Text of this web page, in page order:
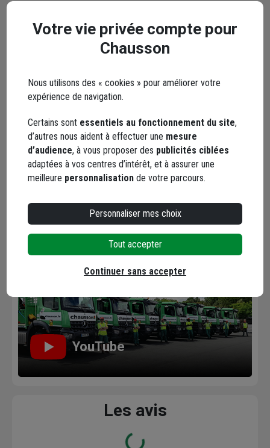
Envoyer
Les réseaux sociaux
Facebook Instagram
YouTube
Les avis
Loading...
Votre vie privée compte pour
Chausson
Nous utilisons des « cookies » pour améliorer votre
expérience de navigation.
Certains sont essentiels au fonctionnement du site,
d’autres nous aident à effectuer une mesure
d’audience, à vous proposer des publicités ciblées
adaptées à vos centres d’intérêt, et à assurer une
meilleure personnalisation de votre parcours.
Personnaliser mes choix
Tout accepter
Continuer sans accepter